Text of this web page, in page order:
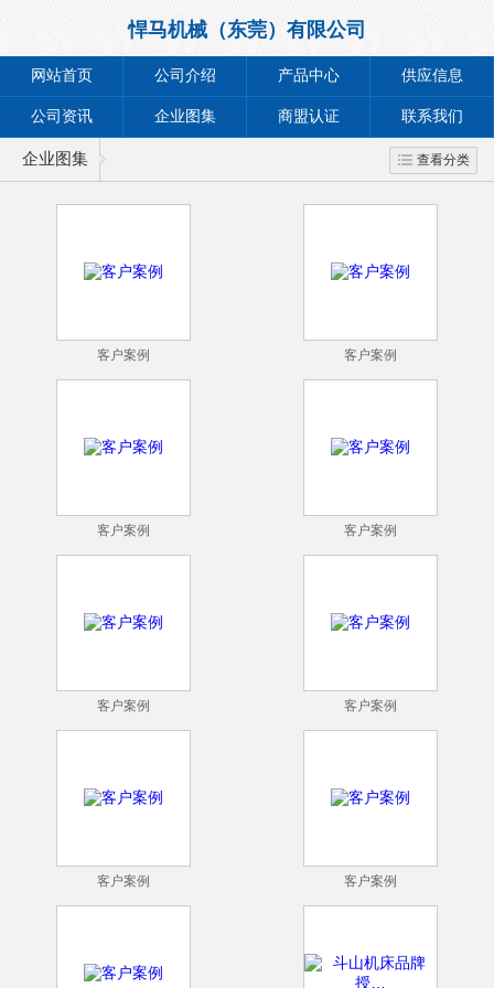
悍马机械（东莞）有限公司
网站首页 公司介绍 产品中心 供应信息
公司资讯 企业图集 商盟认证 联系我们
企业图集 查看分类
客户案例 客户案例
客户案例 客户案例
客户案例 客户案例
客户案例 客户案例